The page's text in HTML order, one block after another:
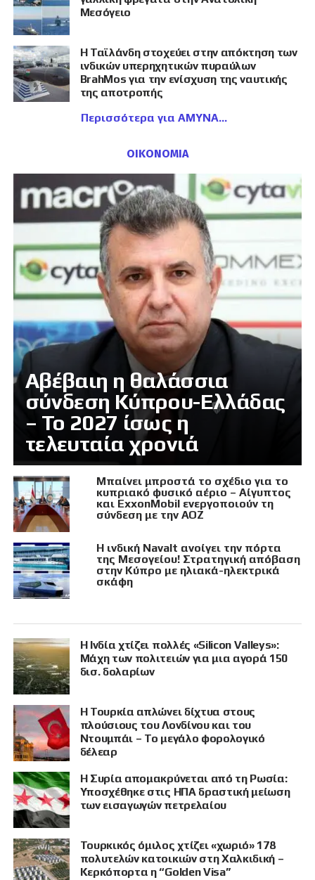
Μεσόγειο
Η Ταϊλάνδη στοχεύει στην απόκτηση των
ινδικών υπερηχητικών πυραύλων
BrahMos για την ενίσχυση της ναυτικής
της αποτροπής
Περισσότερα για ΑΜΥΝΑ
ΟΙΚΟΝΟΜΙΑ
Αβέβαιη η θαλάσσια
σύνδεση Κύπρου-Ελλάδας
– Το 2027 ίσως η
τελευταία χρονιά
Μπαίνει μπροστά το σχέδιο για το
κυπριακό φυσικό αέριο – Αίγυπτος
και ExxonMobil ενεργοποιούν τη
σύνδεση με την ΑΟΖ
Η ινδική Navalt ανοίγει την πόρτα
της Μεσογείου! Στρατηγική απόβαση
στην Κύπρο με ηλιακά-ηλεκτρικά
σκάφη
Η Ινδία χτίζει πολλές «Silicon Valleys»:
Μάχη των πολιτειών για μια αγορά 150
δισ. δολαρίων
Η Τουρκία απλώνει δίχτυα στους
πλούσιους του Λονδίνου και του
Ντουμπάι – Το μεγάλο φορολογικό
δέλεαρ
Η Συρία απομακρύνεται από τη Ρωσία:
Υποσχέθηκε στις ΗΠΑ δραστική μείωση
των εισαγωγών πετρελαίου
Τουρκικός όμιλος χτίζει «χωριό» 178
πολυτελών κατοικιών στη Χαλκιδική –
Κερκόπορτα η “Golden Visa”